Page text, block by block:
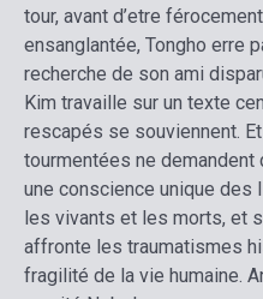
tour, avant d’etre
ensanglantée, Tongho erre
recherche de son ami
Kim travaille sur un texte
rescapés se souviennent.
tourmentées ne demandent
une conscience unique des
les vivants et les morts, et
affronte les traumatismes
fragilité de la vie humaine.